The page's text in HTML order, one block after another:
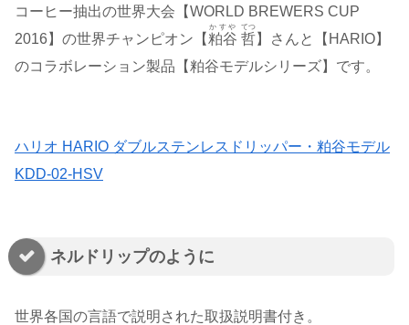
コーヒー抽出の世界大会【WORLD BREWERS CUP
2016】の世界チャンピオン【粕谷
かすや
哲
てつ
】さんと【HARIO】
のコラボレーション製品【粕谷モデルシリーズ】です。
ハリオ HARIO ダブルステンレスドリッパー・粕谷モデル
KDD-02-HSV
ネルドリップのように
世界各国の言語で説明された取扱説明書付き。